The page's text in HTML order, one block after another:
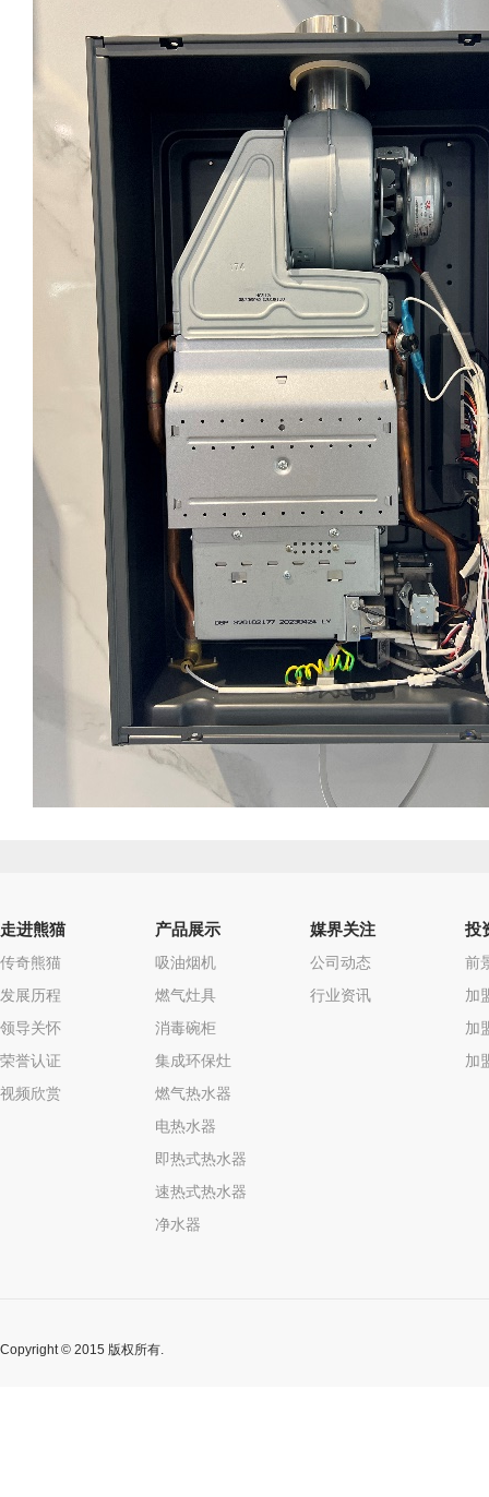
走进熊猫
传奇熊猫
发展历程
领导关怀
荣誉认证
视频欣赏
产品展示
吸油烟机
燃气灶具
消毒碗柜
集成环保灶
燃气热水器
电热水器
即热式热水器
速热式热水器
净水器
媒界关注
公司动态
行业资讯
投
前
加
加
加
Copyright © 2015 版权所有.